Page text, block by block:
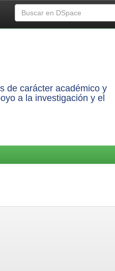
de carácter académico y
a la investigación y el